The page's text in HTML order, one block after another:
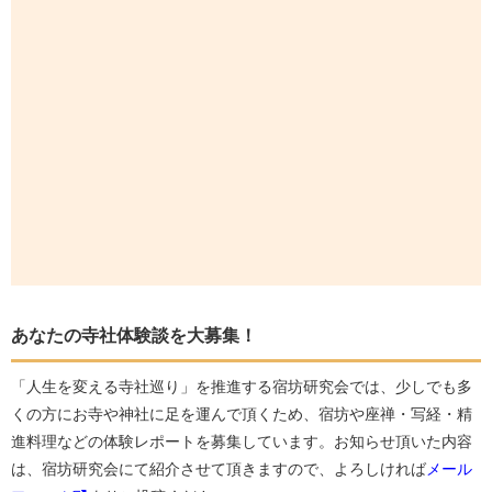
あなたの寺社体験談を大募集！
「人生を変える寺社巡り」を推進する宿坊研究会では、少しでも多
くの方にお寺や神社に足を運んで頂くため、宿坊や座禅・写経・精
進料理などの体験レポートを募集しています。お知らせ頂いた内容
は、宿坊研究会にて紹介させて頂きますので、よろしければメール